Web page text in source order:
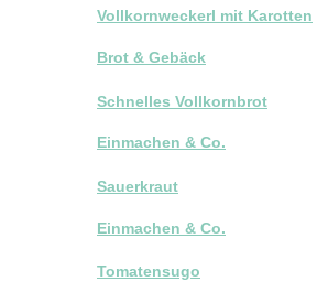
Vollkornweckerl mit Karotten
Brot & Gebäck
Schnelles Vollkornbrot
Einmachen & Co.
Sauerkraut
Einmachen & Co.
Tomatensugo